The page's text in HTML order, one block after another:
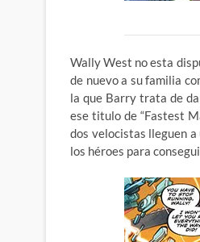
Wally West no esta
de nuevo a su familia
la que Barry trata de
ese titulo de “Fastest
dos velocistas lleguen
los héroes para